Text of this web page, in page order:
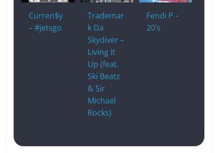
Curren$y
– #jetsgo
Trademar
k Da
Skydiver –
Living It
Up (feat.
Ski Beatz
& Sir
Michael
Rocks)
Fendi P –
20’s